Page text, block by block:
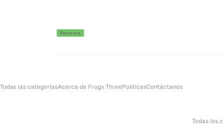
Recursos
Todas las categoríasAcerca de Frogx ThreePoliticasContáctanos
Todas las